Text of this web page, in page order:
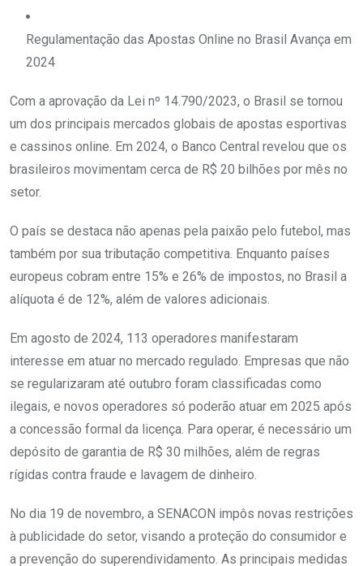
Regulamentação das Apostas Online no Brasil Avança em
2024
Com a aprovação da Lei nº 14.790/2023, o Brasil se tornou
um dos principais mercados globais de apostas esportivas
e cassinos online. Em 2024, o Banco Central revelou que os
brasileiros movimentam cerca de R$ 20 bilhões por mês no
setor.
O país se destaca não apenas pela paixão pelo futebol, mas
também por sua tributação competitiva. Enquanto países
europeus cobram entre 15% e 26% de impostos, no Brasil a
alíquota é de 12%, além de valores adicionais.
Em agosto de 2024, 113 operadores manifestaram
interesse em atuar no mercado regulado. Empresas que não
se regularizaram até outubro foram classificadas como
ilegais, e novos operadores só poderão atuar em 2025 após
a concessão formal da licença. Para operar, é necessário um
depósito de garantia de R$ 30 milhões, além de regras
rígidas contra fraude e lavagem de dinheiro.
No dia 19 de novembro, a SENACON impôs novas restrições
à publicidade do setor, visando a proteção do consumidor e
a prevenção do superendividamento. As principais medidas